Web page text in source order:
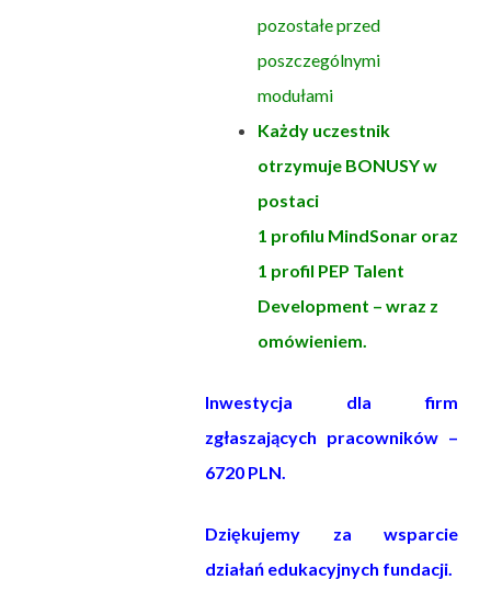
pozostałe przed
poszczególnymi
modułami
Każdy uczestnik
otrzymuje BONUSY w
postaci
1 profilu MindSonar oraz
1 profil PEP Talent
Development – wraz z
omówieniem.
Inwestycja dla firm
zgłaszających pracowników –
6720 PLN.
Dziękujemy za wsparcie
działań edukacyjnych fundacji.